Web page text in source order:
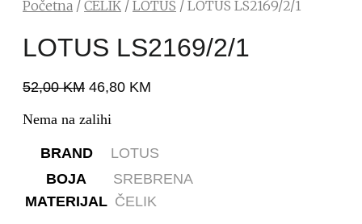
Početna / ČELIK / LOTUS / LOTUS LS2169/2/1
LOTUS LS2169/2/1
52,00KM 46,80 KM
Nema na zalihi
BRAND
LOTUS
BOJA
SREBRENA
MATERIJAL ČELIK